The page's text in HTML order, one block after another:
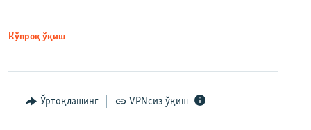
Кўпроқ ўқиш
Ўртоқлашинг VPNсиз ўқиш